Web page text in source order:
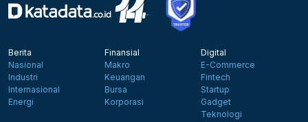
Berita
Nasional
Industri
Internasional
Energi
Finansial
Makro
Keuangan
Bursa
Korporasi
Digital
E-Commerce
Fintech
Startup
Gadget
Teknologi